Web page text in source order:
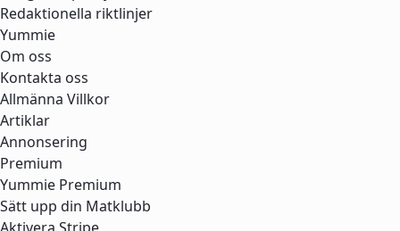
Redaktionella riktlinjer
Yummie
Om oss
Kontakta oss
Allmänna Villkor
Artiklar
Annonsering
Premium
Yummie Premium
Sätt upp din Matklubb